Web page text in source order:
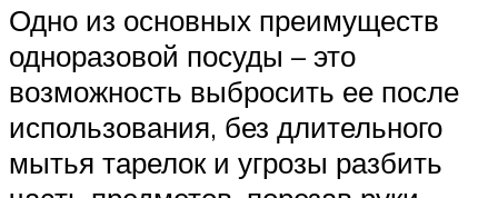
Одно из основных преимуществ
одноразовой посуды – это
возможность выбросить ее после
использования, без длительного
мытья тарелок и угрозы разбить